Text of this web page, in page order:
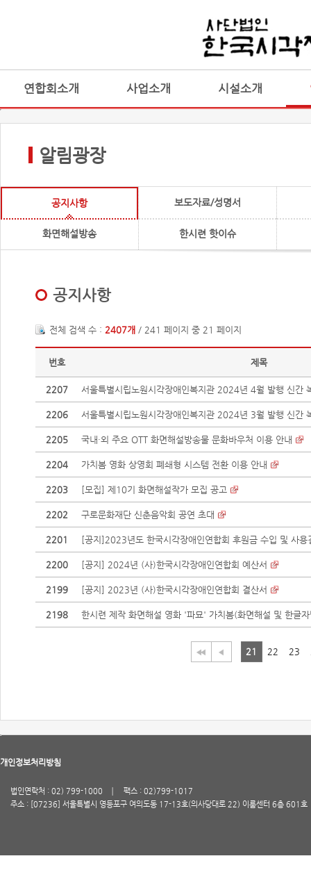
연합회소개 사업소개 시설소개
알림광장
공지사항 보도자료/성명서
화면해설방송 한시련 핫이슈
공지사항
전체 검색 수 : 2407개 / 241 페이지 중 21 페이지
번호 제목
2207 서울특별시립노원시각장애인복지관 2024년 4월 발행 신간
2206 서울특별시립노원시각장애인복지관 2024년 3월 발행 신간
2205 국내·외 주요 OTT 화면해설방송물 문화바우처 이용 안내
2204 가치봄 영화 상영회 폐쇄형 시스템 전환 이용 안내
2203 [모집] 제10기 화면해설작가 모집 공고
2202 구로문화재단 신춘음악회 공연 초대
2201 [공지]2023년도 한국시각장애인연합회 후원금 수입 및 사용
2200 [공지] 2024년 (사)한국시각장애인연합회 예산서
2199 [공지] 2023년 (사)한국시각장애인연합회 결산서
2198 한시련 제작 화면해설 영화 '파묘' 가치봄(화면해설 및 한글
21 22 23
개인정보처리방침
법인연락처 : 02) 799-1000
팩스 : 02)799-1017
주소 : [07236] 서울특별시 영등포구 여의도동 17-13호(의사당대로 22) 이룸센터 6층 601호